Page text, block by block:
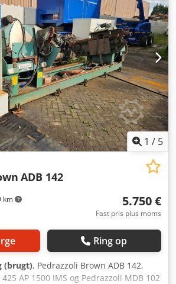
1 / 5
km
ADB 142
5.750 €
Fast pris plus moms
Ring op
(brugt), Pedrazzoli Brown ADB 142,
AP 1500 IMS og Pedrazzoli MDB 102